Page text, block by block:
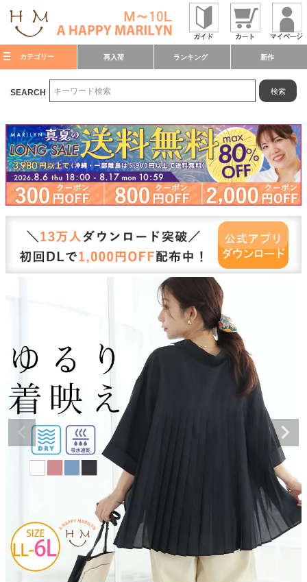
カテゴリー 再入荷 ランキング 新作
SEARCH 検索